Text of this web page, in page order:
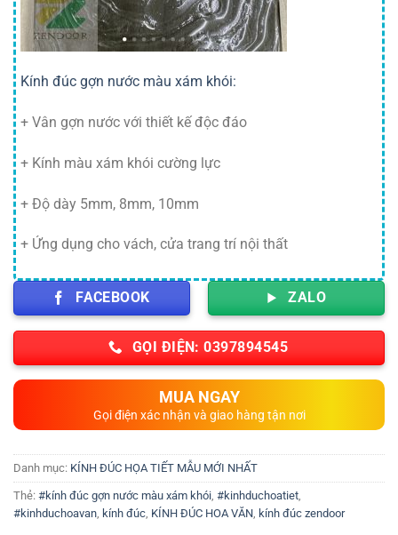
Kính đúc gợn nước màu xám khói:
+ Vân gợn nước với thiết kế độc đáo
+ Kính màu xám khói cường lực
+ Độ dày 5mm, 8mm, 10mm
+ Ứng dụng cho vách, cửa trang trí nội thất
FACEBOOK ZALO
GỌI ĐIỆN: 0397894545
MUA NGAY
Gọi điện xác nhận và giao hàng tận nơi
Danh mục: KÍNH ĐÚC HỌA TIẾT MẪU MỚI NHẤT
Thẻ: #kính đúc gợn nước màu xám khói, #kinhduchoatiet,
#kinhduchoavan, kính đúc, KÍNH ĐÚC HOA VĂN, kính đúc zendoor